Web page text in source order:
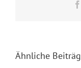
Ähnliche